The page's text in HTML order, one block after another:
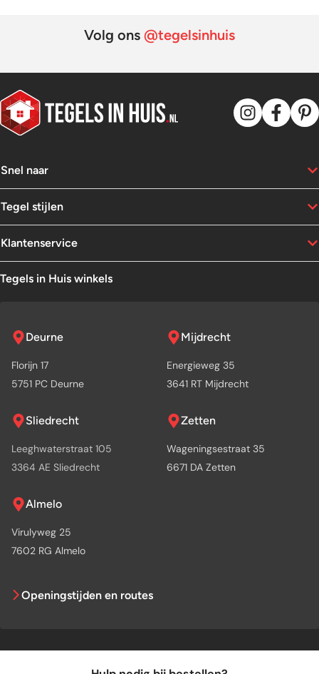
Volg ons @tegelsinhuis
Snel naar
Tegel stijlen
Klantenservice
Tegels in Huis winkels
Deurne
Florijn 17
5751 PC Deurne
Mijdrecht
Energieweg 35
3641 RT Mijdrecht
Sliedrecht
Leeghwaterstraat 105
3364 AE Sliedrecht
Zetten
Wageningsestraat 35
6671 DA Zetten
Almelo
Virulyweg 25
7602 RG Almelo
Openingstijden en routes